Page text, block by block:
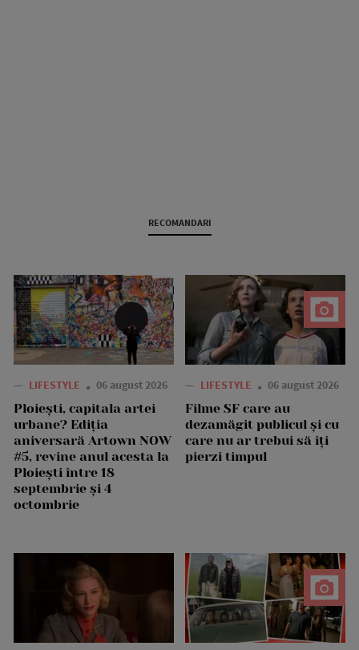
RECOMANDARI
— LIFESTYLE 06 august 2026
Ploiești, capitala artei
urbane? Ediția
aniversară Artown NOW
#5, revine anul acesta la
Ploiești între 18
septembrie și 4
octombrie
— LIFESTYLE 06 august 2026
Filme SF care au
dezamăgit publicul și cu
care nu ar trebui să îți
pierzi timpul